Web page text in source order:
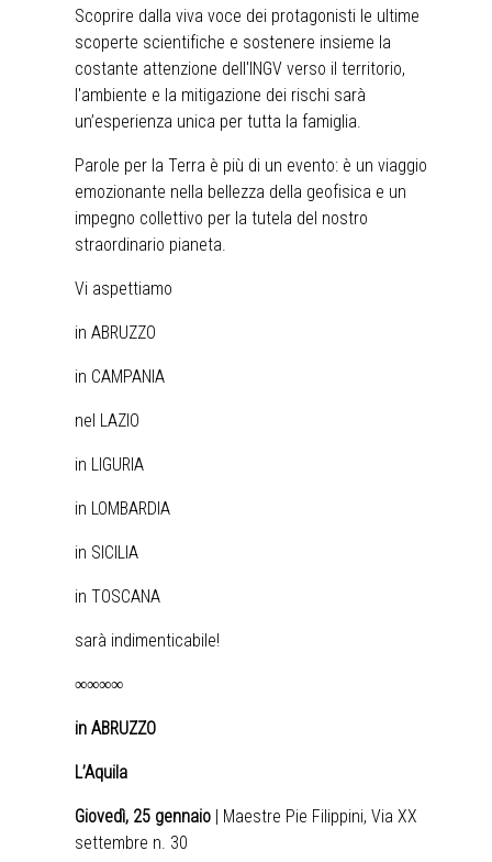
Scoprire dalla viva voce dei protagonisti le ultime
scoperte scientifiche e sostenere insieme la
costante attenzione dell'INGV verso il territorio,
l'ambiente e la mitigazione dei rischi sarà
un’esperienza unica per tutta la famiglia.
Parole per la Terra è più di un evento: è un viaggio
emozionante nella bellezza della geofisica e un
impegno collettivo per la tutela del nostro
straordinario pianeta.
Vi aspettiamo
in ABRUZZO
in CAMPANIA
nel LAZIO
in LIGURIA
in LOMBARDIA
in SICILIA
in TOSCANA
sarà indimenticabile!
∞∞∞∞
in ABRUZZO
L’Aquila
Giovedì, 25 gennaio | Maestre Pie Filippini, Via XX
settembre n. 30